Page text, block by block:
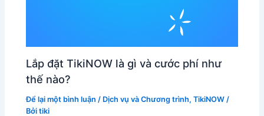
Lắp đặt TikiNOW là gì và cước phí như
thế nào?
Để lại một bình luận / Dịch vụ và Chương trình,TikiNOW /
Bởitiki